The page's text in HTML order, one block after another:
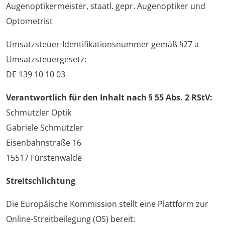
Augenoptikermeister, staatl. gepr. Augenoptiker und
Optometrist
Umsatzsteuer-Identifikationsnummer gemäß §27 a
Umsatzsteuergesetz:
DE 139 10 10 03
Verantwortlich für den Inhalt nach § 55 Abs. 2 RStV:
Schmutzler Optik
Gabriele Schmutzler
Eisenbahnstraße 16
15517 Fürstenwalde
Streitschlichtung
Die Europäische Kommission stellt eine Plattform zur
Online-Streitbeilegung (OS) bereit: